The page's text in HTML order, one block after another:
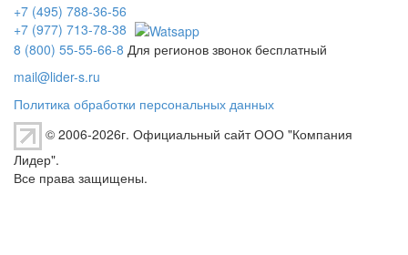
+7 (495) 788-36-56
+7 (977) 713-78-38
8 (800) 55-55-66-8 Для регионов звонок бесплатный
mail@lider-s.ru
Политика обработки персональных данных
© 2006-2026г. Официальный сайт ООО "Компания
Лидер".
Все права защищены.